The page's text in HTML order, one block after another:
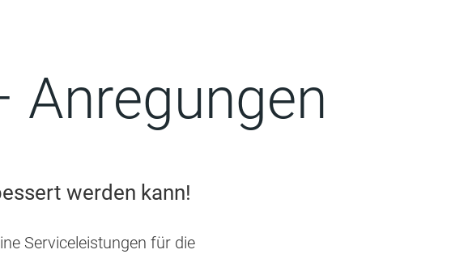
Anregungen
werden kann!
Serviceleistungen für die